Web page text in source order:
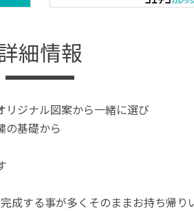
細情報
リジナル図案から一緒に選び
の基礎から
成する事が多くそのままお持ち帰り